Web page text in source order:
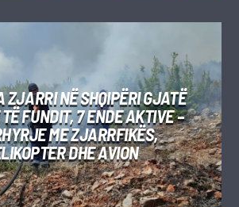
ZJARRI NË SHQIPËRI GJATË
FUNDIT, 7 ENDE AKTIVE –
ME ZJARRFIKËS,
DHE AVION